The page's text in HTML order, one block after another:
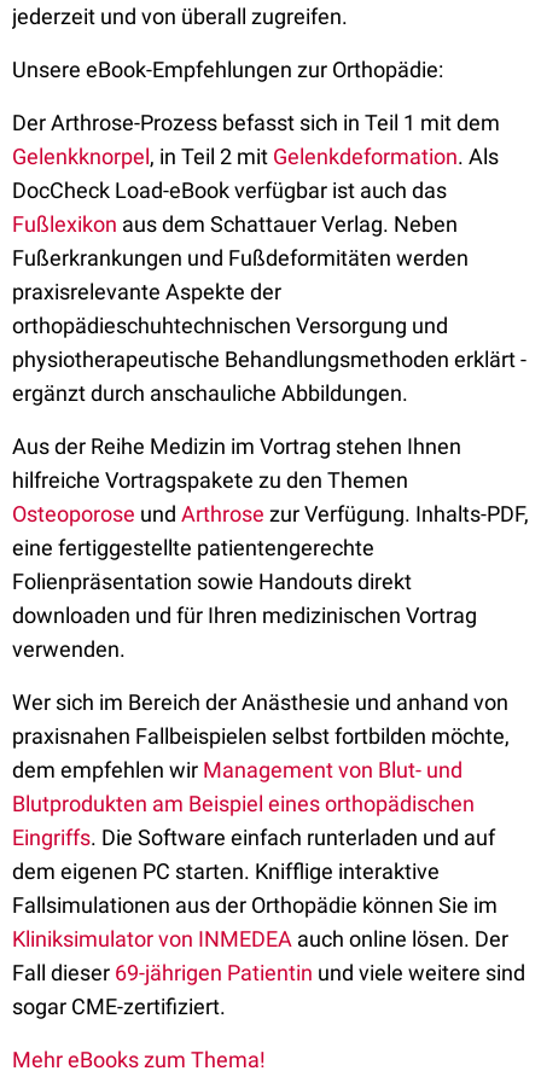
jederzeit und von überall zugreifen.
Unsere eBook-Empfehlungen zur Orthopädie:
Der Arthrose-Prozess befasst sich in Teil 1 mit dem
Gelenkknorpel, in Teil 2 mit Gelenkdeformation. Als
DocCheck Load-eBook verfügbar ist auch das
Fußlexikon aus dem Schattauer Verlag. Neben
Fußerkrankungen und Fußdeformitäten werden
praxisrelevante Aspekte der
orthopädieschuhtechnischen Versorgung und
physiotherapeutische Behandlungsmethoden erklärt -
ergänzt durch anschauliche Abbildungen.
Aus der Reihe Medizin im Vortrag stehen Ihnen
hilfreiche Vortragspakete zu den Themen
Osteoporose und Arthrose zur Verfügung. Inhalts-PDF,
eine fertiggestellte patientengerechte
Folienpräsentation sowie Handouts direkt
downloaden und für Ihren medizinischen Vortrag
verwenden.
Wer sich im Bereich der Anästhesie und anhand von
praxisnahen Fallbeispielen selbst fortbilden möchte,
dem empfehlen wir Management von Blut- und
Blutprodukten am Beispiel eines orthopädischen
Eingriffs. Die Software einfach runterladen und auf
dem eigenen PC starten. Knifflige interaktive
Fallsimulationen aus der Orthopädie können Sie im
Kliniksimulator von INMEDEA auch online lösen. Der
Fall dieser 69-jährigen Patientin und viele weitere sind
sogar CME-zertifiziert.
Mehr eBooks zum Thema!